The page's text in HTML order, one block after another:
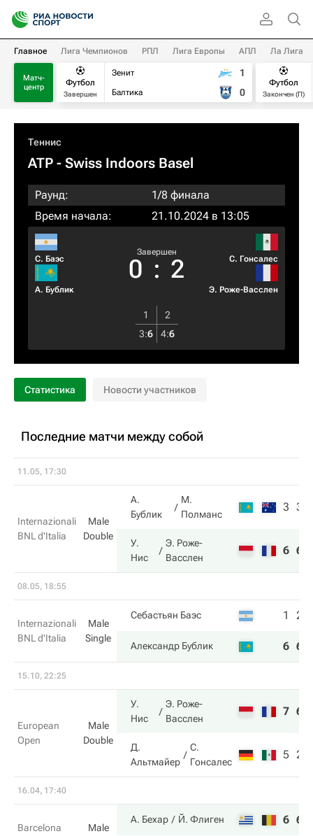
Главное Лига Чемпионов РПЛ Лига Европы АПЛ Ла Лига
Матч-
центр
Футбол
Завершен
Зенит
Балтика
1
0
Футбол
Закончен (П)
Теннис
ATP - Swiss Indoors Basel
Раунд:
1/8 финала
Время начала:
21.10.2024 в 13:05
С. Баэс
А. Бублик
Завершен
0 : 2 С. Гонсалес
Э. Роже-Васслен
1
2
3:6 4:6
Статистика Новости участников
Последние матчи между собой
11.05, 17:30
Internazionali
BNL d'Italia
Male
Double
А.
Бублик
М.
Полманс
3 3
У.
Нис
Э. Роже-
Васслен
6 6
08.05, 18:55
Internazionali
BNL d'Italia
Male
Single
Себастьян Баэс 1 2
Александр Бублик 6 6
15.10, 22:25
European
Open
Male
Double
У.
Нис
Э. Роже-
Васслен
7 6
Д.
Альтмайер
С.
Гонсалес
5 2
16.04, 17:40
Barcelona
Male
А. Бехар Й. Флиген 6 6